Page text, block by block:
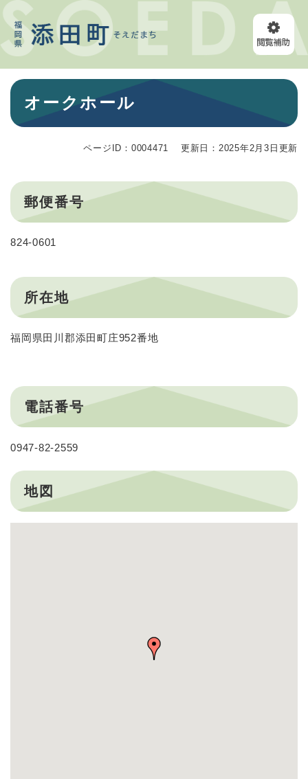
ペ
ー
の
メニューを飛ばして本文へ
本
オークホール
ページID：0004471 更新日：2025年2月3日更新
郵便番号
824-0601
所在地
福岡県田川郡添田町庄952番地
電話番号
0947-82-2559
地図